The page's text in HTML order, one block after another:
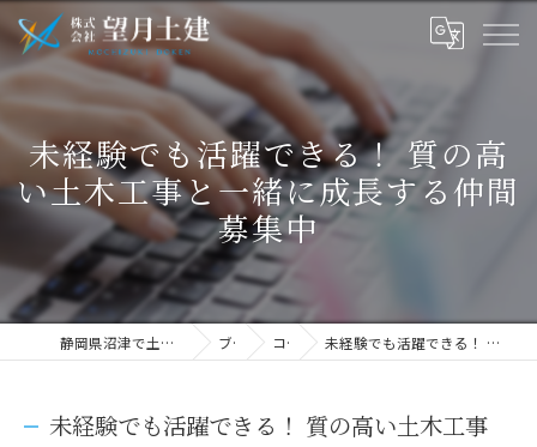
未経験でも活躍できる！ 質の高
い土木工事と一緒に成長する仲間
募集中
静岡県沼津で土木の求人なら株式会社望月土建 ブログ コラム 未経験でも活躍できる！ 質の高い土木工事と一緒に成長する仲間募集中
未経験でも活躍できる！ 質の高い土木工事